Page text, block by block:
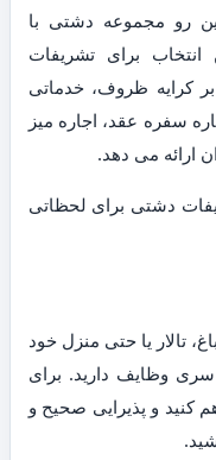
رو مجموعه دشتی با
برای تشریفات
کرایه ظروف، خدماتی
سفره عقد، اجاره میز
ارائه می دهد.
دشتی برای لحظاتی
تالار یا حتی منزل خود
وظایف دارید. برای
کنید و پذیرایی صحیح و